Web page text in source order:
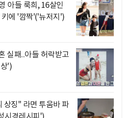
아들 룩희, 16살인
에 '깜짝'('뉴저지')
실패..아들 허락받고
')
상징" 라면 투움바 파
시경레시피')